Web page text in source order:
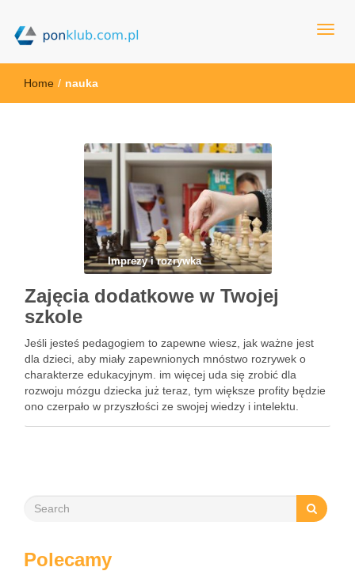
ponklub.com.pl
Home / nauka
Imprezy i rozrywka
Zajęcia dodatkowe w Twojej
szkole
Jeśli jesteś pedagogiem to zapewne wiesz, jak ważne jest
dla dzieci, aby miały zapewnionych mnóstwo rozrywek o
charakterze edukacyjnym. im więcej uda się zrobić dla
rozwoju mózgu dziecka już teraz, tym większe profity będzie
ono czerpało w przyszłości ze swojej wiedzy i intelektu.
Polecamy